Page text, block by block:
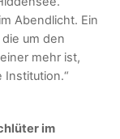
Abendlicht. Ein
um den
mehr ist,
Institution.“
im